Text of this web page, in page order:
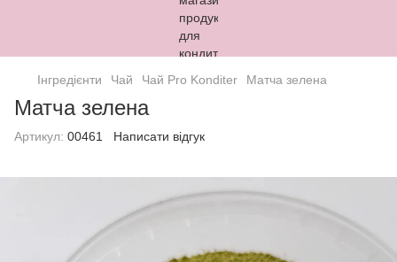
Інгредієнти Чай Чай Pro Konditer Матча зелена
Матча зелена
Артикул: 00461 Написати відгук